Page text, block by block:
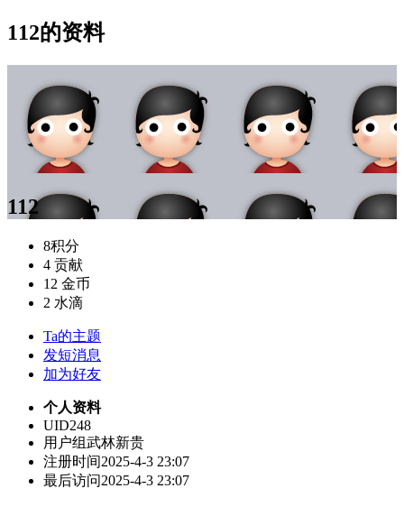
112的资料
112
8积分
4 贡献
12 金币
2 水滴
Ta的主题
发短消息
加为好友
个人资料
UID248
用户组武林新贵
注册时间2025-4-3 23:07
最后访问2025-4-3 23:07